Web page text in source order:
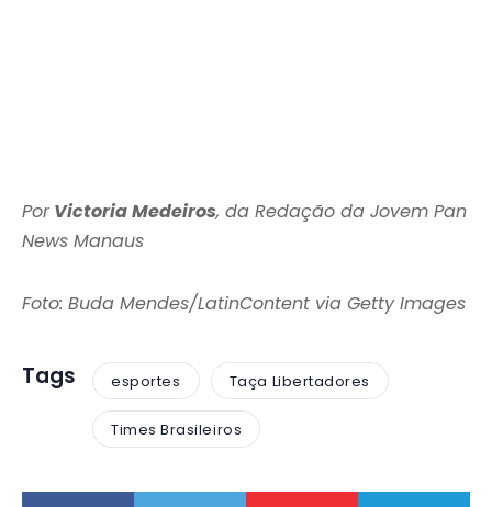
PorVictoria Medeiros, da Redação da Jovem Pan
News Manaus
Foto: Buda Mendes/LatinContent via Getty Images
Tags esportes Taça Libertadores
Times Brasileiros